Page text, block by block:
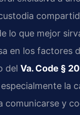
lo que mejor
en los factores
del Va. Code §
la
comunicarse y